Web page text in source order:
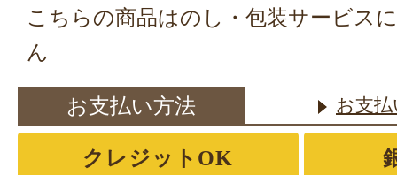
こちらの商品はのし・包装サービス
ん
お支払い方法 お支
クレジットOK